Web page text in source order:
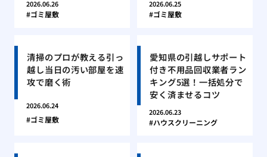
2026.06.26
ゴミ屋敷
2026.06.25
ゴミ屋敷
清掃のプロが教える引っ
越し当日の汚い部屋を速
攻で磨く術
2026.06.24
ゴミ屋敷
愛知県の引越しサポート
付き不用品回収業者ラン
キング5選！一括処分で
安く済ませるコツ
2026.06.23
ハウスクリーニング